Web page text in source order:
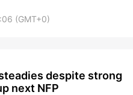
(GMT+0)
despite strong
next NFP